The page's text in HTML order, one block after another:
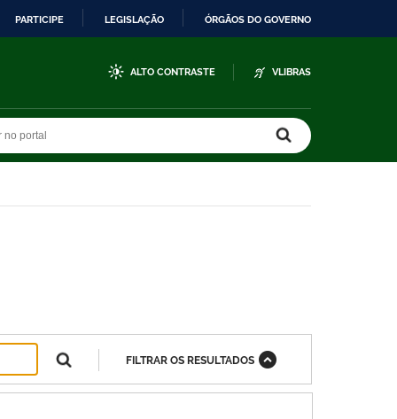
PARTICIPE LEGISLAÇÃO ÓRGÃOS DO GOVERNO
ALTO CONTRASTE VLIBRAS
FILTRAR OS RESULTADOS